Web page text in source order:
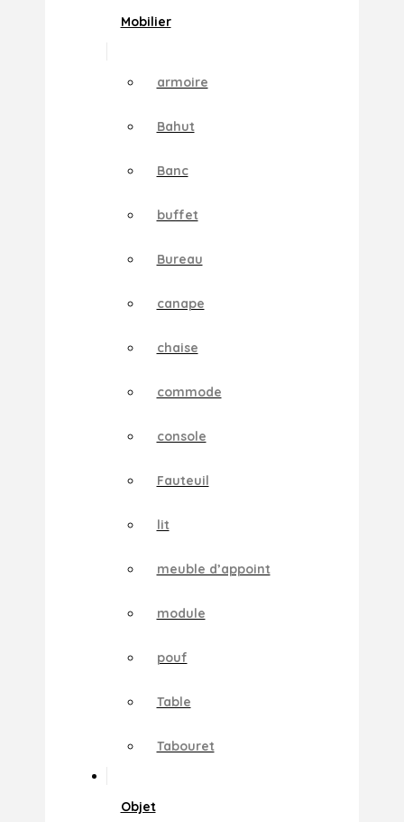
Mobilier
armoire
Bahut
Banc
buffet
Bureau
canape
chaise
commode
console
Fauteuil
lit
meuble d’appoint
module
pouf
Table
Tabouret
Objet